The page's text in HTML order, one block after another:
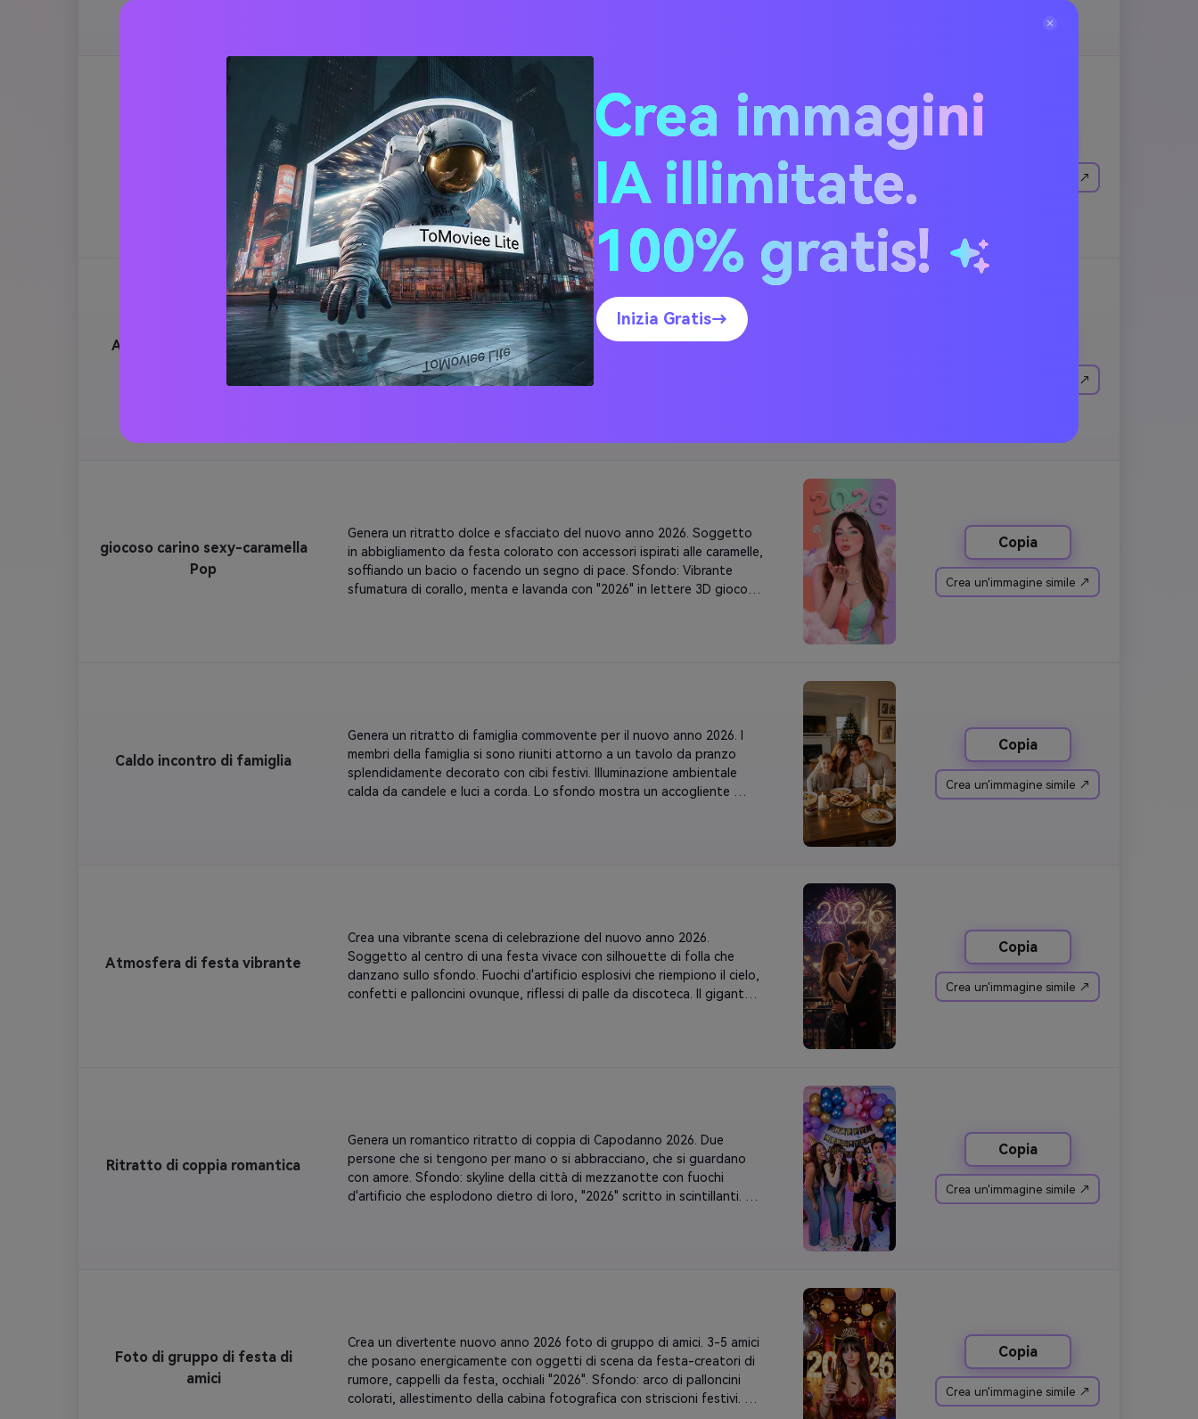
rosate e labbra lucide. Atmosfera festosa ma flirtante.
Giocoso carino sexy-
champagne ragazza
Genera un ritratto chic e giocoso del nuovo anno 2026. Soggetto in
un mini abito alla moda o elegante crop top con gonna a vita alta,
tenendo giocosamente la bottiglia di champagne. pose carina con una
mano sull'anca, sorriso luminoso con un leggero boccato. Sfondo:
Gradiente arcobaleno pastello con "2026" in carattere cursivo
scintillante. Bolle galleggianti e stelle. Illuminazione glamour morbida
che evidenzia le curve. Conserva le caratteristiche del viso, aggiungi
trucco rugiato e zigomi evidenziati. vibe divertente ma allettante.
Crea un'immagine simile ↗
Atmosfera di celebrazione
festosa
Crea un vibrante ritratto festivo di celebrazione del Capodanno 2026.
Soggetto circondato da gioiosi elementi di festa-streamer colorati,
lanterne appese, palloncini metallici in argento e oro. Sfondo: locale
indoor festivo con "2026" in grandi numeri illuminati, coriandoli che
indossa un outfit di festa con accessori festivi. Conserva
Crea un'immagine simile ↗
giocoso carino sexy-caramella
Pop
Genera un ritratto dolce e sfacciato del nuovo anno 2026. Soggetto
in abbigliamento da festa colorato con accessori ispirati alle caramelle,
soffiando un bacio o facendo un segno di pace. Sfondo: Vibrante
sfumatura di corallo, menta e lavanda con "2026" in lettere 3D giocose.
Copia
Crea un'immagine simile ↗
Caldo incontro di famiglia
Genera un ritratto di famiglia commovente per il nuovo anno 2026. I
membri della famiglia si sono riuniti attorno a un tavolo da pranzo
splendidamente decorato con cibi festivi. Illuminazione ambientale
calda da candele e luci a corda. Lo sfondo mostra un accogliente
Copia
Crea un'immagine simile ↗
Atmosfera di festa vibrante
Crea una vibrante scena di celebrazione del nuovo anno 2026.
Soggetto al centro di una festa vivace con silhouette di folla che
danzano sullo sfondo. Fuochi d'artificio esplosivi che riempiono il cielo,
confetti e palloncini ovunque, riflessi di palle da discoteca. Il gigante
Copia
Crea un'immagine simile ↗
Ritratto di coppia romantica
Genera un romantico ritratto di coppia di Capodanno 2026. Due
persone che si tengono per mano o si abbracciano, che si guardano
con amore. Sfondo: skyline della città di mezzanotte con fuochi
d'artificio che esplodono dietro di loro, "2026" scritto in scintillanti.
Copia
Crea un'immagine simile ↗
Foto di gruppo di festa di
amici
Crea un divertente nuovo anno 2026 foto di gruppo di amici. 3-5 amici
che posano energicamente con oggetti di scena da festa-creatori di
rumore, cappelli da festa, occhiali "2026". Sfondo: arco di palloncini
colorati, allestimento della cabina fotografica con striscioni festivi.
Copia
Crea un'immagine simile ↗
Crea immagini
IA illimitate.
100% gratis!
Inizia Gratis→